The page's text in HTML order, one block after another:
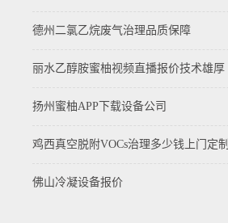
德州二氯乙烷废气治理品质保障
丽水乙醇胺蜜柚视频直播报价技术雄厚
扬州蜜柚APP下载设备公司
鸡西真空脱附VOCs治理多少钱上门定制
佛山冷凝设备报价